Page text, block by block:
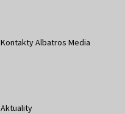
Kontakty Albatros Media
Aktuality